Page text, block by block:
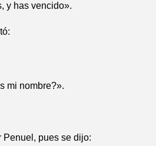
y has vencido».
mi nombre?».
pues se dijo: